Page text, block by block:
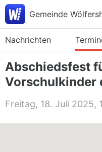
Gemeinde
Nachrichten
Abschiedsfest
Vorschulkinder
Freitag, 18. Juli 2025,